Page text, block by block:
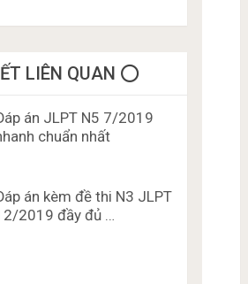
LIÊN QUAN ⭕️
án JLPT N5 7/2019
chuẩn nhất
án kèm đề thi N3 JLPT
2019 đầy đủ …